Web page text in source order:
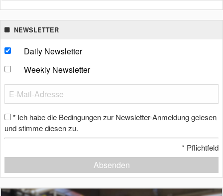
NEWSLETTER
Daily Newsletter
Weekly Newsletter
* Ich habe die Bedingungen zur Newsletter-Anmeldung gelesen
und stimme diesen zu.
* Pflichtfeld
Absenden